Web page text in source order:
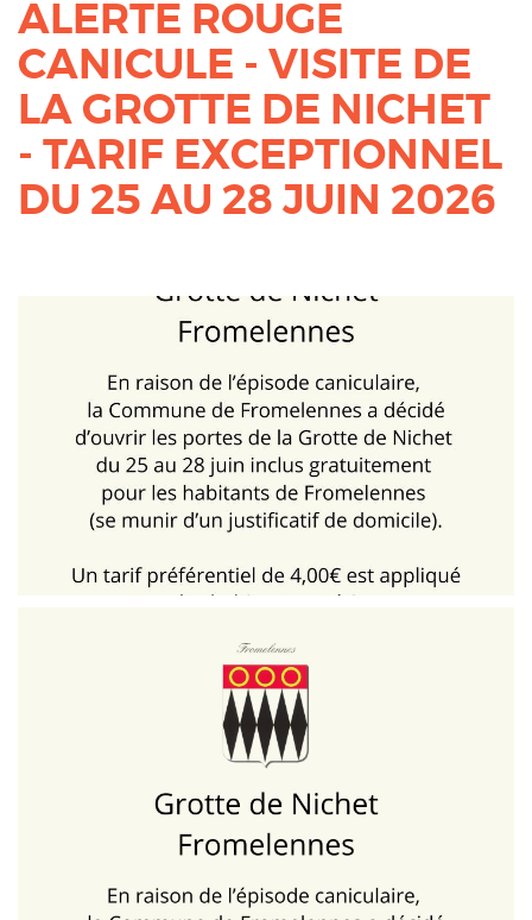
ALERTE ROUGE
CANICULE - VISITE DE
LA GROTTE DE NICHET
- TARIF EXCEPTIONNEL
DU 25 AU 28 JUIN 2026